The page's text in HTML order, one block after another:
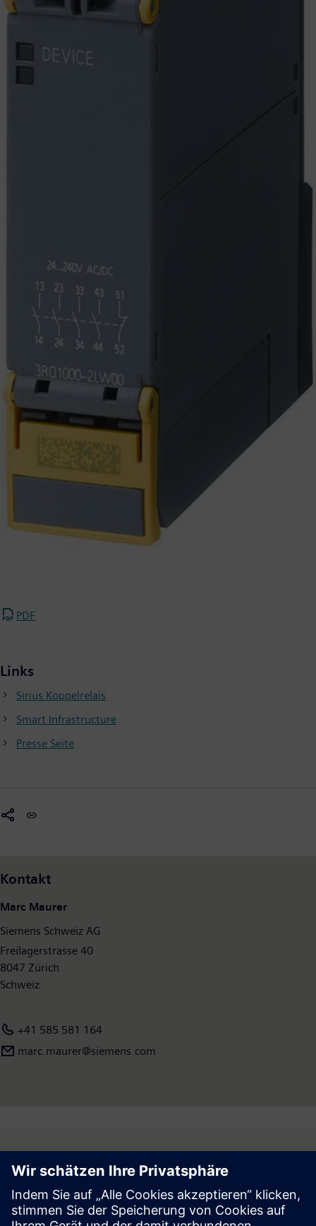
PDF
Links
Sirius Koppelrelais
Smart Infrastructure
Presse Seite
Kontakt
Marc Maurer
Siemens Schweiz AG
Freilagerstrasse 40
8047 Zürich
Schweiz
+41 585 581 164
marc.maurer@siemens.com
Follow